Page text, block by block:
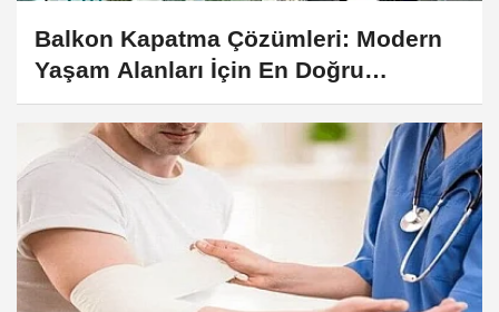
Balkon Kapatma Çözümleri: Modern
Yaşam Alanları İçin En Doğru
Seçimler